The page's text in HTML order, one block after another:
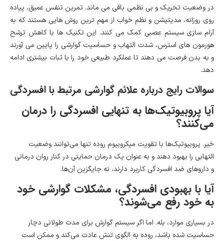
در وضعیت تحریک و بی نظمی باقی می ماند. تمرین تنفس عمیق، پیاده
روی روزانه، مدیتیشن و نظم خواب از مهم ترین روش هایی هستند که به
آرام سازی سیستم عصبی کمک می کنند. این تکنیک ها با کاهش ترشح
هورمون های استرس، شدت التهاب و حساسیت گوارشی را پایین می آورند
و به بدن فرصت می دهند تا عملکرد طبیعی خود را با ثبات بیشتری ادامه
دهد.
سوالات رایج درباره علائم گوارشی مرتبط با افسردگی
آیا پروبیوتیک‌ها به تنهایی افسردگی را درمان
می‌کنند؟
خیر. پروبیوتیک‌ها با تقویت میکروبیوم روده تنها می‌توانند وضعیت
التهابی را بهبود دهند و به عنوان یک درمان حمایتی در کنار روان درمانی
و داروهای ضد افسردگی کاربرد دارند، نه جایگزین آن‌ها.
آیا با بهبودی افسردگی، مشکلات گوارشی خود
به خود رفع می‌شوند؟
در بسیاری موارد، بله. اما اگر سیستم گوارش برای مدت طولانی دچار
حساسیت شده باشد، روده به الگوی تنش عادت می‌کند و ممکن است